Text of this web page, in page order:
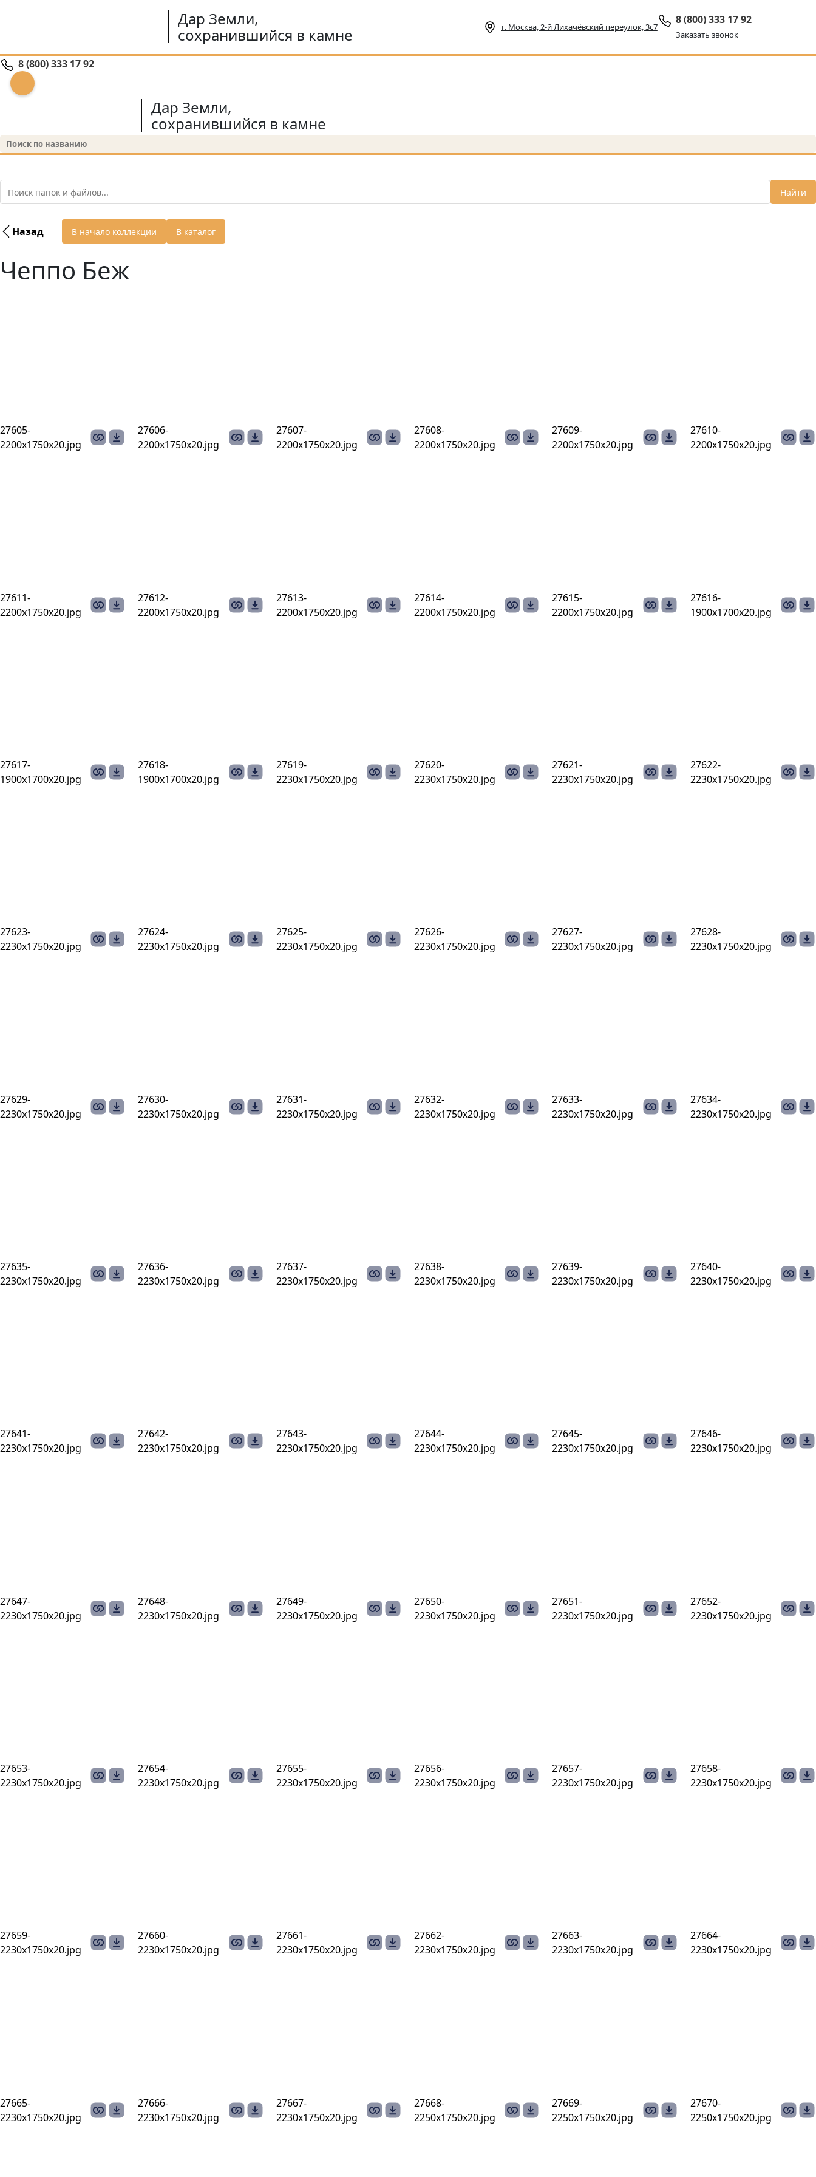
Дар Земли,
сохранившийся в камне
г. Москва, 2-й Лихачёвский переулок, 3с7
8 (800) 333 17 92
Заказать звонок
8 (800) 333 17 92
Дар Земли,
сохранившийся в камне
Найти
Назад В начало коллекции В каталог
Чеппо Беж
27605-
2200х1750х20.jpg
27606-
2200х1750х20.jpg
27607-
2200х1750х20.jpg
27608-
2200х1750х20.jpg
27609-
2200х1750х20.jpg
27610-
2200х1750х20.jpg
27611-
2200х1750х20.jpg
27612-
2200х1750х20.jpg
27613-
2200х1750х20.jpg
27614-
2200х1750х20.jpg
27615-
2200х1750х20.jpg
27616-
1900х1700х20.jpg
27617-
1900х1700х20.jpg
27618-
1900х1700х20.jpg
27619-
2230х1750х20.jpg
27620-
2230х1750х20.jpg
27621-
2230х1750х20.jpg
27622-
2230х1750х20.jpg
27623-
2230х1750х20.jpg
27624-
2230х1750х20.jpg
27625-
2230х1750х20.jpg
27626-
2230х1750х20.jpg
27627-
2230х1750х20.jpg
27628-
2230х1750х20.jpg
27629-
2230х1750х20.jpg
27630-
2230х1750х20.jpg
27631-
2230х1750х20.jpg
27632-
2230х1750х20.jpg
27633-
2230х1750х20.jpg
27634-
2230х1750х20.jpg
27635-
2230х1750х20.jpg
27636-
2230х1750х20.jpg
27637-
2230х1750х20.jpg
27638-
2230х1750х20.jpg
27639-
2230х1750х20.jpg
27640-
2230х1750х20.jpg
27641-
2230х1750х20.jpg
27642-
2230х1750х20.jpg
27643-
2230х1750х20.jpg
27644-
2230х1750х20.jpg
27645-
2230х1750х20.jpg
27646-
2230х1750х20.jpg
27647-
2230х1750х20.jpg
27648-
2230х1750х20.jpg
27649-
2230х1750х20.jpg
27650-
2230х1750х20.jpg
27651-
2230х1750х20.jpg
27652-
2230х1750х20.jpg
27653-
2230х1750х20.jpg
27654-
2230х1750х20.jpg
27655-
2230х1750х20.jpg
27656-
2230х1750х20.jpg
27657-
2230х1750х20.jpg
27658-
2230х1750х20.jpg
27659-
2230х1750х20.jpg
27660-
2230х1750х20.jpg
27661-
2230х1750х20.jpg
27662-
2230х1750х20.jpg
27663-
2230х1750х20.jpg
27664-
2230х1750х20.jpg
27665-
2230х1750х20.jpg
27666-
2230х1750х20.jpg
27667-
2230х1750х20.jpg
27668-
2250х1750х20.jpg
27669-
2250х1750х20.jpg
27670-
2250х1750х20.jpg